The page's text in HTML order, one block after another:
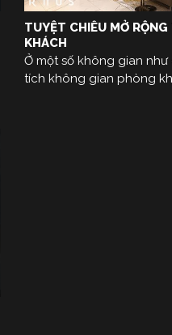
TUYỆT CHIÊU MỞ
KHÁCH
Ở một số không gian
tích không gian phòng